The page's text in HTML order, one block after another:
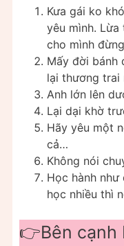
Kưa gái ko
yêu mình.
cho mình
Mấy đời bánh
lại thương trai
Anh lớn lên
Lại dại khờ
Hãy yêu một
cả…
Không nói
Học hành
học nhiều thì
👉Bên cạnh